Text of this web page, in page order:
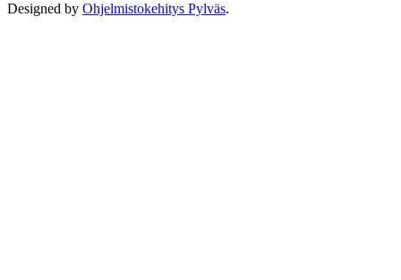
Designed by Ohjelmistokehitys Pylväs.